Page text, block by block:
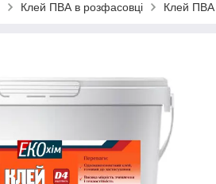
Клей ПВА в розфасовці Клей ПВА